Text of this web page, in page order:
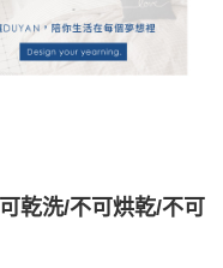
可乾洗/不可烘乾/不可